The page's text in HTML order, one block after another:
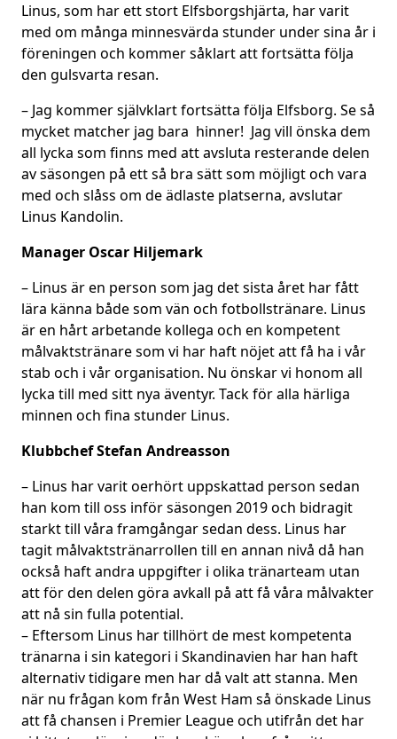
Linus, som har ett stort Elfsborgshjärta, har varit
med om många minnesvärda stunder under sina år i
föreningen och kommer såklart att fortsätta följa
den gulsvarta resan.
– Jag kommer självklart fortsätta följa Elfsborg. Se så
mycket matcher jag bara hinner! Jag vill önska dem
all lycka som finns med att avsluta resterande delen
av säsongen på ett så bra sätt som möjligt och vara
med och slåss om de ädlaste platserna, avslutar
Linus Kandolin.
Manager Oscar Hiljemark
– Linus är en person som jag det sista året har fått
lära känna både som vän och fotbollstränare. Linus
är en hårt arbetande kollega och en kompetent
målvaktstränare som vi har haft nöjet att få ha i vår
stab och i vår organisation. Nu önskar vi honom all
lycka till med sitt nya äventyr. Tack för alla härliga
minnen och fina stunder Linus.
Klubbchef Stefan Andreasson
– Linus har varit oerhört uppskattad person sedan
han kom till oss inför säsongen 2019 och bidragit
starkt till våra framgångar sedan dess. Linus har
tagit målvaktstränarrollen till en annan nivå då han
också haft andra uppgifter i olika tränarteam utan
att för den delen göra avkall på att få våra målvakter
att nå sin fulla potential.
– Eftersom Linus har tillhört de mest kompetenta
tränarna i sin kategori i Skandinavien har han haft
alternativ tidigare men har då valt att stanna. Men
när nu frågan kom från West Ham så önskade Linus
att få chansen i Premier League och utifrån det har